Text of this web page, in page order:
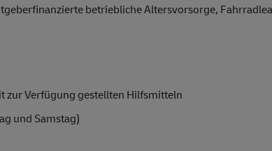
betriebliche Altersvorsorge,
zur Verfügung gestellten Hilfsmitteln
und Samstag)